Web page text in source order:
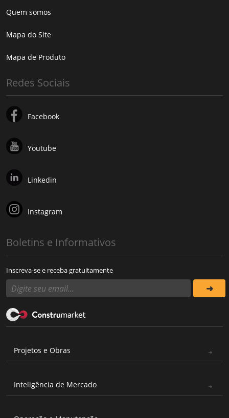
Quem somos
Mapa do Site
Mapa de Produto
Redes Sociais
Facebook
Youtube
Linkedin
Instagram
Boletins e Informativos
Inscreva-se e receba gratuitamente
Projetos e Obras
Inteligência de Mercado